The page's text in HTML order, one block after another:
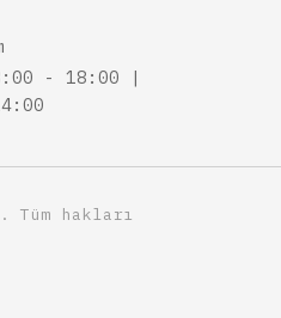
- 18:00 |
Tüm hakları